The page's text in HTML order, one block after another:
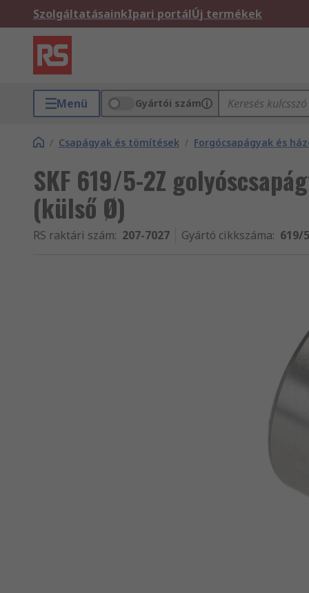
SzolgáltatásainkIpari portálÚj termékek
Menü Gyártói szám
/ Csapágyak és tömítések / Forgócsapágyak és
SKF 619/5-2Z
(külső Ø)
RS raktári szám: 207-7027 Gyártó cikkszáma: 619/